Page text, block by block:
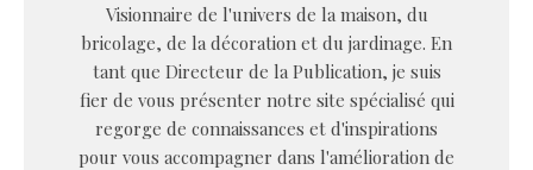
Visionnaire de l'univers de la maison, du
bricolage, de la décoration et du jardinage. En
tant que Directeur de la Publication, je suis
fier de vous présenter notre site spécialisé qui
regorge de connaissances et d'inspirations
pour vous accompagner dans l'amélioration de